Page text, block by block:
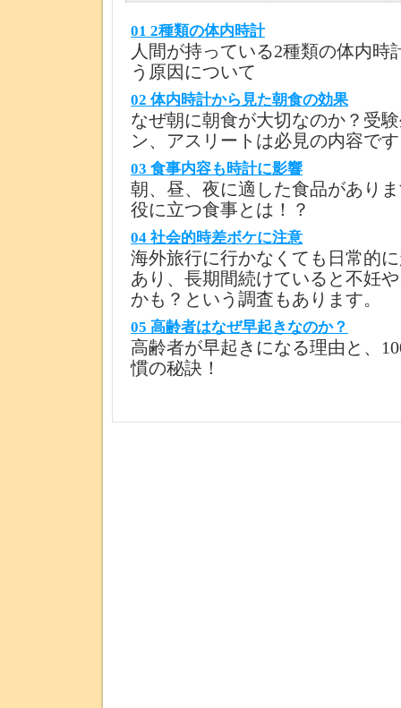
01 2種類の体内時計
人間が持っている2種類の体内時
う原因について
02 体内時計から見た朝食の効果
なぜ朝に朝食が大切なのか？受
ン、アスリートは必見の内容で
03 食事内容も時計に影響
朝、昼、夜に適した食品があり
役に立つ食事とは！？
04 社会的時差ボケに注意
海外旅行に行かなくても日常的
あり、長期間続けていると不妊
かも？という調査もあります。
05 高齢者はなぜ早起きなのか？
高齢者が早起きになる理由と、
慣の秘訣！